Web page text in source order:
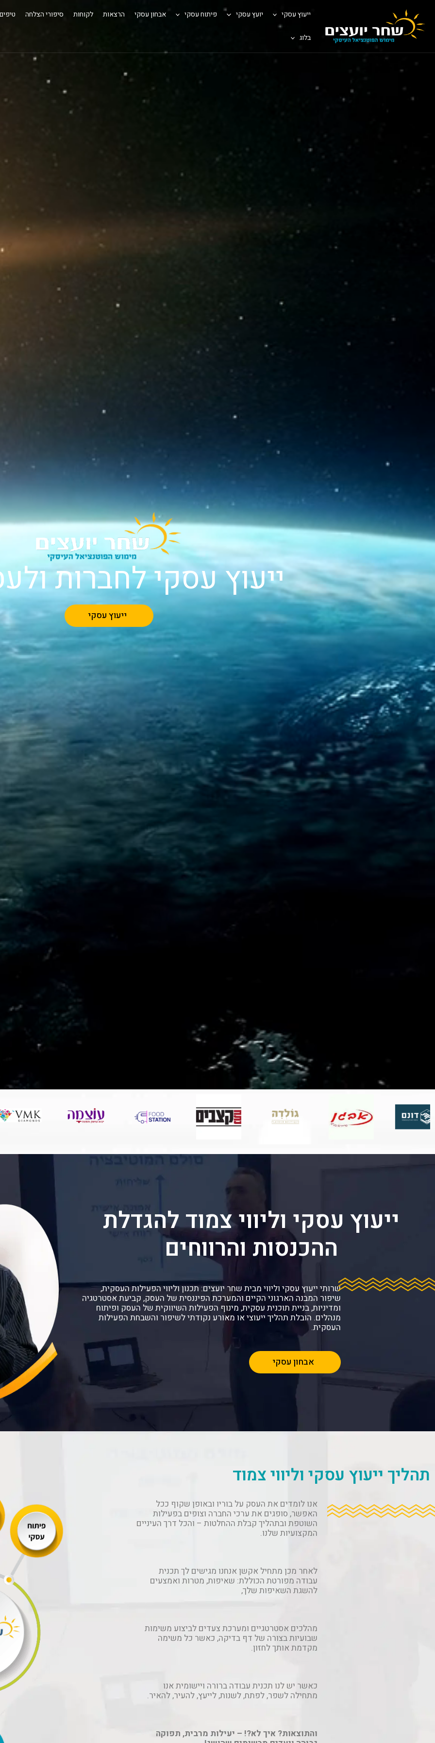
ייעוץ עסקי יועץ עסקי פיתוח עסקי אבחון עסקי הרצאות לקוחות סיפורי הצלחה
בלוג
ייעוץ עסקי לחברות
ייעוץ עסקי
ייעוץ עסקי וליוויצמוד להגדלת
ההכנסות והרווחים
שרותי ייעוץ עסקי וליווי מבית שחר יועצים: תכנון וליווי הפעילות העסקית,
שיפור המבנה הארגוני הקיים והמערכת הפיננסית של העסק, קביעת אסטרטגיה
ומדיניות, בניית תוכנית עסקית, מינוף הפעילות השיווקית של העסק ופיתוח
מנהלים. הובלת תהליך ייעוצי או מאורע נקודתי לשיפור והשבחת הפעילות
העסקית.
אבחון עסקי
תהליך ייעוץ עסקי וליווי צמוד
אנו לומדים את העסק על בוריו ובאופן שקוף ככל
האפשר, סופגים את ערכי החברה וצופים בפעילות
השוטפת ובתהליך קבלת ההחלטות – והכל דרך העיניים
המקצועיות שלנו.
לאחר מכן מתחיל אקשן אנחנו מגישים לך תכנית
עבודה מפורטת הכוללת: שאיפות, מטרות ואמצעים
להשגת השאיפות שלך,
מהלכים אסטרטגיים ומערכת צעדים לביצוע משימות
שבועיות בצורה של דף בדיקה, כאשר כל משימה
מקדמת אותך לחזון.
כאשר יש לנו תכנית עבודה ברורה ויישומית אנו
מתחילה לשפר, לפתח, לשנות, לייעץ, להעיר, להאיר.
והתוצאות? איך לא?! – יעילות מרבית, תפוקה